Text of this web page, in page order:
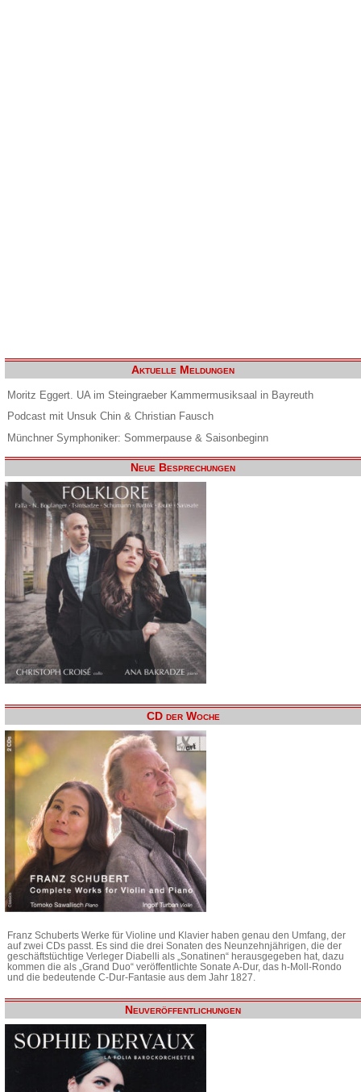
Aktuelle Meldungen
Moritz Eggert. UA im Steingraeber Kammermusiksaal in Bayreuth
Podcast mit Unsuk Chin & Christian Fausch
Münchner Symphoniker: Sommerpause & Saisonbeginn
Neue Besprechungen
CD der Woche
Franz Schuberts Werke für Violine und Klavier haben genau den Umfang, der
auf zwei CDs passt. Es sind die drei Sonaten des Neunzehnjährigen, die der
geschäftstüchtige Verleger Diabelli als „Sonatinen“ herausgegeben hat, dazu
kommen die als „Grand Duo“ veröffentlichte Sonate A-Dur, das h-Moll-Rondo
und die bedeutende C-Dur-Fantasie aus dem Jahr 1827.
Neuveröffentlichungen